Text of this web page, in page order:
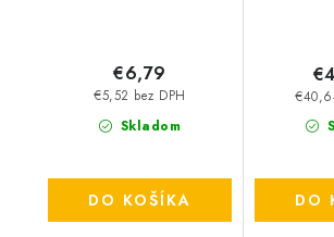
Skladom
€5,52 bez DPH
€6,79
DO KOŠÍKA DO